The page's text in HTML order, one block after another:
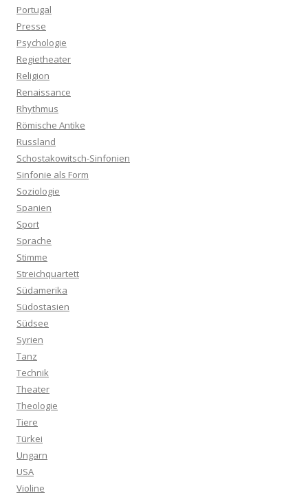
Portugal
Presse
Psychologie
Regietheater
Religion
Renaissance
Rhythmus
Römische Antike
Russland
Schostakowitsch-Sinfonien
Sinfonie als Form
Soziologie
Spanien
Sport
Sprache
Stimme
Streichquartett
Südamerika
Südostasien
Südsee
Syrien
Tanz
Technik
Theater
Theologie
Tiere
Türkei
Ungarn
USA
Violine